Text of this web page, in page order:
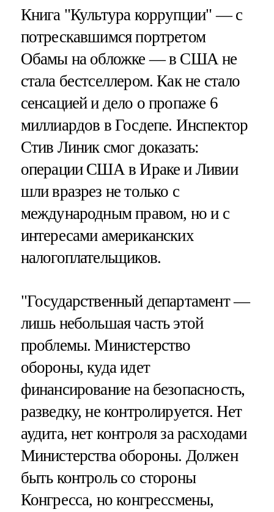
Книга "Культура коррупции" — с
потрескавшимся портретом
Обамы на обложке — в США не
стала бестселлером. Как не стало
сенсацией и дело о пропаже 6
миллиардов в Госдепе. Инспектор
Стив Линик смог доказать:
операции США в Ираке и Ливии
шли вразрез не только с
международным правом, но и с
интересами американских
налогоплательщиков.
"Государственный департамент —
лишь небольшая часть этой
проблемы. Министерство
обороны, куда идет
финансирование на безопасность,
разведку, не контролируется. Нет
аудита, нет контроля за расходами
Министерства обороны. Должен
быть контроль со стороны
Конгресса, но конгрессмены,